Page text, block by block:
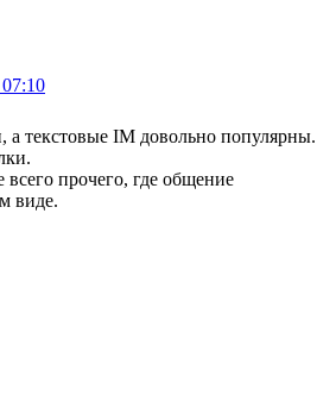
а текстовые IM довольно популярны.
прочего, где общение
виде.